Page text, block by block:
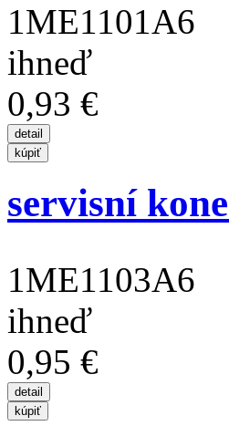
1ME1101A6
ihneď
0,93 €
servisní
1ME1103A6
ihneď
0,95 €